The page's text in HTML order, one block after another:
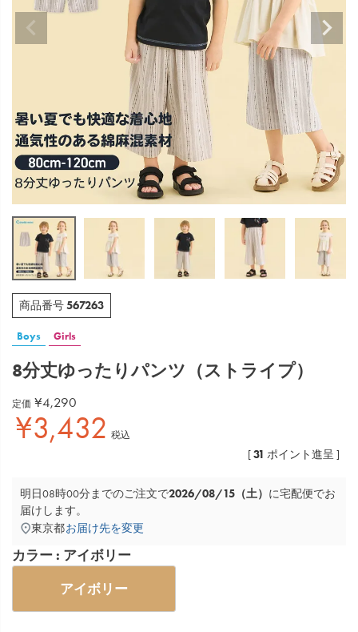
商品番号567263
Boys Girls
8分丈ゆったりパンツ（ストライプ）
定価 ¥4,290
¥3,432 税込
[31 ポイント進呈 ]
明日08時00分までのご注文で2026/08/15（土） に宅配便でお
届けします。
東京都お届け先を変更
カラー アイボリー
アイボリー